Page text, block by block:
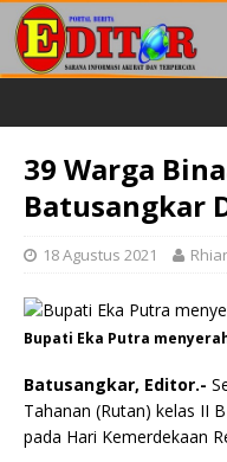
39 Warga
Batusangkar
18 Agustus 2021
Bupati Eka Putra
Batusangkar, Editor.-
Tahanan (Rutan) kelas II
pada Hari Kemerdekaan